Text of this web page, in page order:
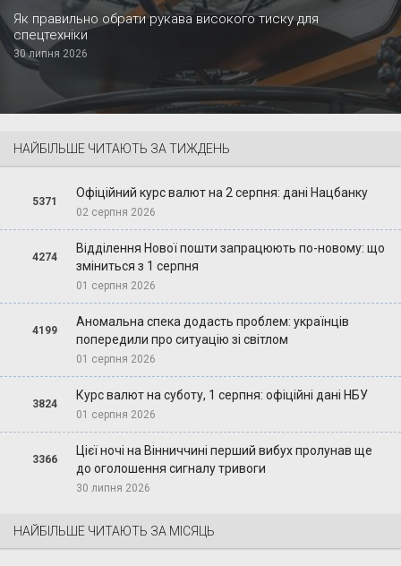
Як правильно обрати рукава високого тиску для
спецтехніки
30 липня 2026
НАЙБІЛЬШЕ ЧИТАЮТЬ ЗА ТИЖДЕНЬ
5371
Офіційний курс валют на 2 серпня: дані Нацбанку
02 серпня 2026
4274
Відділення Нової пошти запрацюють по-новому: що
зміниться з 1 серпня
01 серпня 2026
4199
Аномальна спека додасть проблем: українців
попередили про ситуацію зі світлом
01 серпня 2026
3824
Курс валют на суботу, 1 серпня: офіційні дані НБУ
01 серпня 2026
3366
Цієї ночі на Вінниччині перший вибух пролунав ще
до оголошення сигналу тривоги
30 липня 2026
НАЙБІЛЬШЕ ЧИТАЮТЬ ЗА МІСЯЦЬ